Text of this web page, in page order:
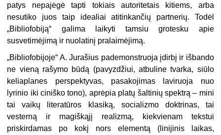
patys nepajėgė tapti tokiais autoritetais kitiems, arba
nesutiko juos taip idealiai atitinkančių partnerių. Todėl
„Bibliofobiją“ galima laikyti tamsiu grotesku apie
susvetimėjimą ir nuolatinį pralaimėjimą.
„Bibliofobijoje“ A. Jurašius pademonstruoja įdirbį ir išbando
ne vieną rašymo būdą (pavyzdžiui, atbuline tvarka, siūlo
keliaplanes perspektyvas, pasakojimas laviruoja nuo
lyrinio iki ciniško tono), aprėpia platų šaltinių spektrą – mini
tai vaikų literatūros klasiką, socializmo doktrinas, tai
vesterną ir magiškąjį realizmą, kiekvienam tekstui
priskirdamas po kokį nors elementą (linijinis laikas,